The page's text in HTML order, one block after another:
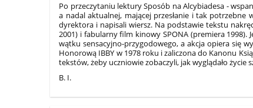
Po przeczytaniu lektury Sposób na Alcybiadesa -
a nadal aktualnej, mającej przesłanie i tak potrzebne
dyrektora i napisali wiersz. Na podstawie tekstu
2001) i fabularny film kinowy SPONA (premiera
wątku sensacyjno-przygodowego, a akcja opiera się
Honorową IBBY w 1978 roku i zaliczona do Kanonu
tekstów, żeby uczniowie zobaczyli, jak wyglądało
B. I.